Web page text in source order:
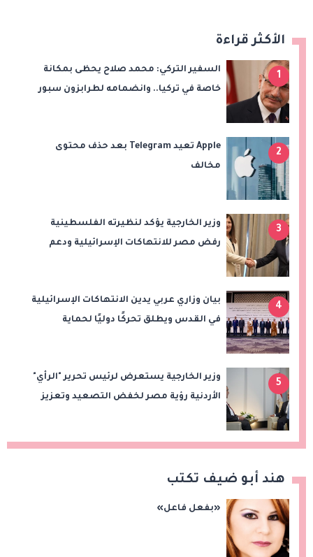
الأكثر قراءة
1
السفير التركي: محمد صلاح يحظى بمكانة
خاصة في تركيا.. وانضمامه لطرابزون سبور
2
Apple تعيد Telegram بعد حذف محتوى
مخالف
3
وزير الخارجية يؤكد لنظيرته الفلسطينية
رفض مصر للانتهاكات الإسرائيلية ودعم
4
بيان وزاري عربي يدين الانتهاكات الإسرائيلية
في القدس ويطلق تحركًا دوليًا لحماية
5
وزير الخارجية يستعرض لرئيس تحرير "الرأي"
الأردنية رؤية مصر لخفض التصعيد وتعزيز
هند أبو ضيف تكتب
«بفعل فاعل»